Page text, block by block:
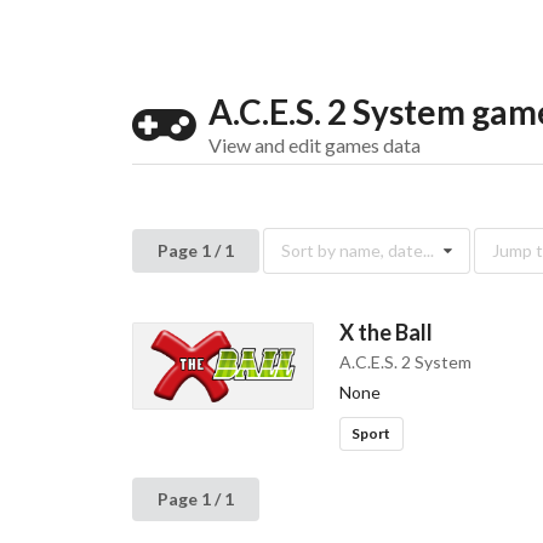
A.C.E.S. 2 System
View and edit games data
Page 1 / 1 Sort by name, date... Jump
X the Ball
A.C.E.S. 2 System
None
Sport
Page 1 / 1